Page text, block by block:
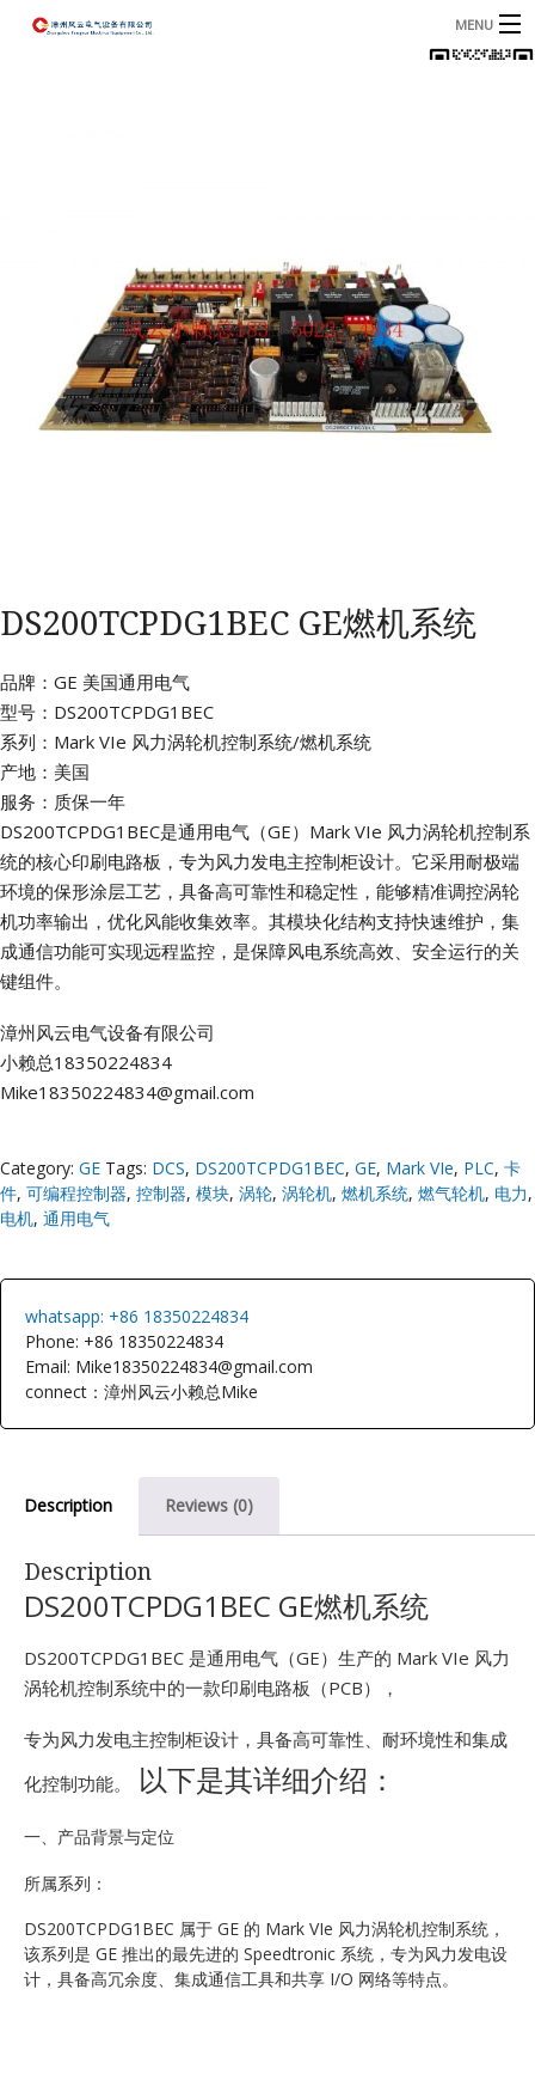
MENU
DS200TCPDG1BEC GE燃机系统
品牌：GE 美国通用电气
型号：DS200TCPDG1BEC
系列：Mark VIe 风力涡轮机控制系统/燃机系统
产地：美国
服务：质保一年
DS200TCPDG1BEC是通用电气（GE）Mark VIe 风力涡轮机控制系
统的核心印刷电路板，专为风力发电主控制柜设计。它采用耐极端
环境的保形涂层工艺，具备高可靠性和稳定性，能够精准调控涡轮
机功率输出，优化风能收集效率。其模块化结构支持快速维护，集
成通信功能可实现远程监控，是保障风电系统高效、安全运行的关
键组件。
漳州风云电气设备有限公司
小赖总18350224834
Mike18350224834@gmail.com
Category: GE Tags: DCS, DS200TCPDG1BEC, GE, Mark VIe, PLC, 卡
件, 可编程控制器, 控制器, 模块, 涡轮, 涡轮机, 燃机系统, 燃气轮机, 电力,
电机, 通用电气
whatsapp: +86 18350224834
Phone: +86 18350224834
Email: Mike18350224834@gmail.com
connect：漳州风云小赖总Mike
Description Reviews (0)
Description
DS200TCPDG1BEC GE燃机系统
DS200TCPDG1BEC 是通用电气（GE）生产的 Mark VIe 风力
涡轮机控制系统中的一款印刷电路板（PCB），
专为风力发电主控制柜设计，具备高可靠性、耐环境性和集成
化控制功能。
以下是其详细介绍：
一、产品背景与定位
所属系列：
DS200TCPDG1BEC 属于 GE 的 Mark VIe 风力涡轮机控制系统，
该系列是 GE 推出的最先进的 Speedtronic 系统，专为风力发电设
计，具备高冗余度、集成通信工具和共享 I/O 网络等特点。